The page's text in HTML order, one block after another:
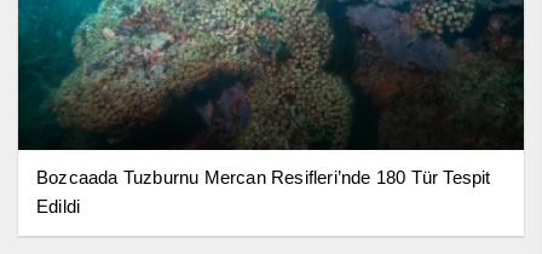
Bozcaada Tuzburnu Mercan Resifleri’nde 180 Tür Tespit
Edildi